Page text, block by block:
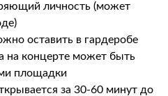
личность (может
оставить в гардеробе
на концерте может быть
площадки
за 30-60 минут до